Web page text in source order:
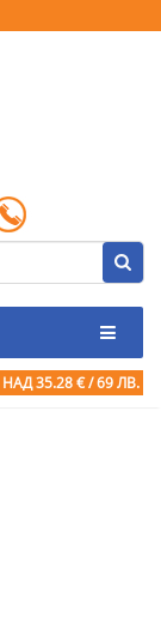
НАД 35.28 € / 69 ЛВ.